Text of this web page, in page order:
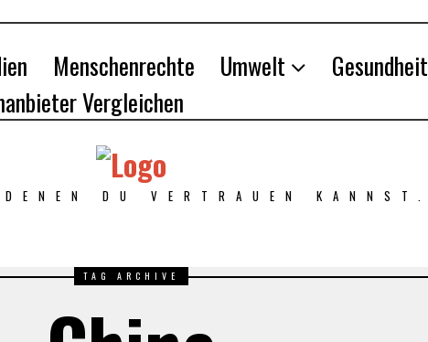
Menschenrechte Umwelt
Gesundheit
Vergleichen
DU VERTRAUEN KANNST.
TAG ARCHIVE